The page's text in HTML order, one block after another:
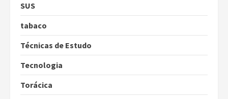
SUS
tabaco
Técnicas de Estudo
Tecnologia
Torácica